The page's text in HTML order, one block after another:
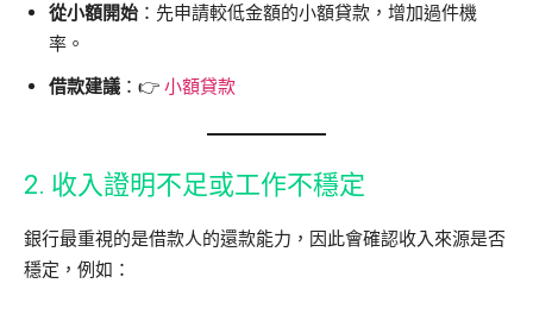
從小額開始 ：先申請較低金額的小額貸款，增加過件機
率。
借款建議 ：👉 小額貸款
2. 收入證明不足或工作不穩定
銀行最重視的是借款人的還款能力，因此會確認收入來源是否
穩定，例如：